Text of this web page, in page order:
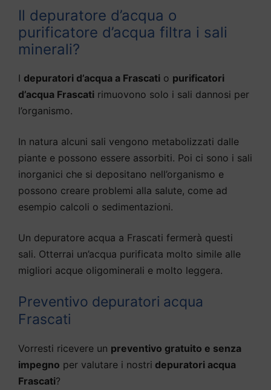
Il depuratore d’acqua o
purificatore d’acqua filtra i sali
minerali?
I depuratori d’acqua a Frascati o purificatori
d’acqua Frascati rimuovono solo i sali dannosi per
l’organismo.
In natura alcuni sali vengono metabolizzati dalle
piante e possono essere assorbiti. Poi ci sono i sali
inorganici che si depositano nell’organismo e
possono creare problemi alla salute, come ad
esempio calcoli o sedimentazioni.
Un depuratore acqua a Frascati fermerà questi
sali. Otterrai un’acqua purificata molto simile alle
migliori acque oligominerali e molto leggera.
Preventivo depuratori acqua
Frascati
Vorresti ricevere un preventivo gratuito e senza
impegno per valutare i nostri depuratori acqua
Frascati?